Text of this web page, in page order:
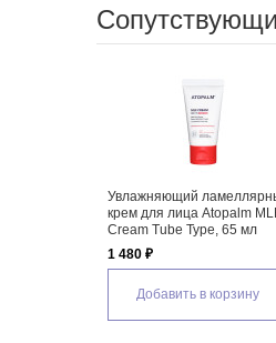
Увлажняющий
крем для лица Atopalm
Cream Tube Type, 65 мл
1 480 ₽
Добавить в корзину